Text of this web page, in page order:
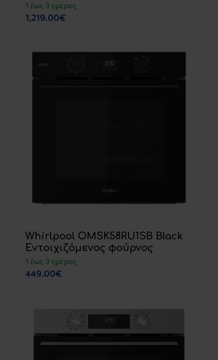
1 έως 3 ημέρες
1,219.00€
Whirlpool OMSK58RU1SB Black
Εντοιχιζόμενος φούρνος
1 έως 3 ημέρες
449.00€